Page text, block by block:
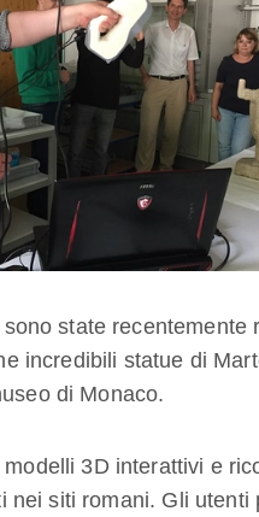
state recentemente
incredibili statue di
di Monaco.
3D interattivi e
nei siti romani. Gli utenti